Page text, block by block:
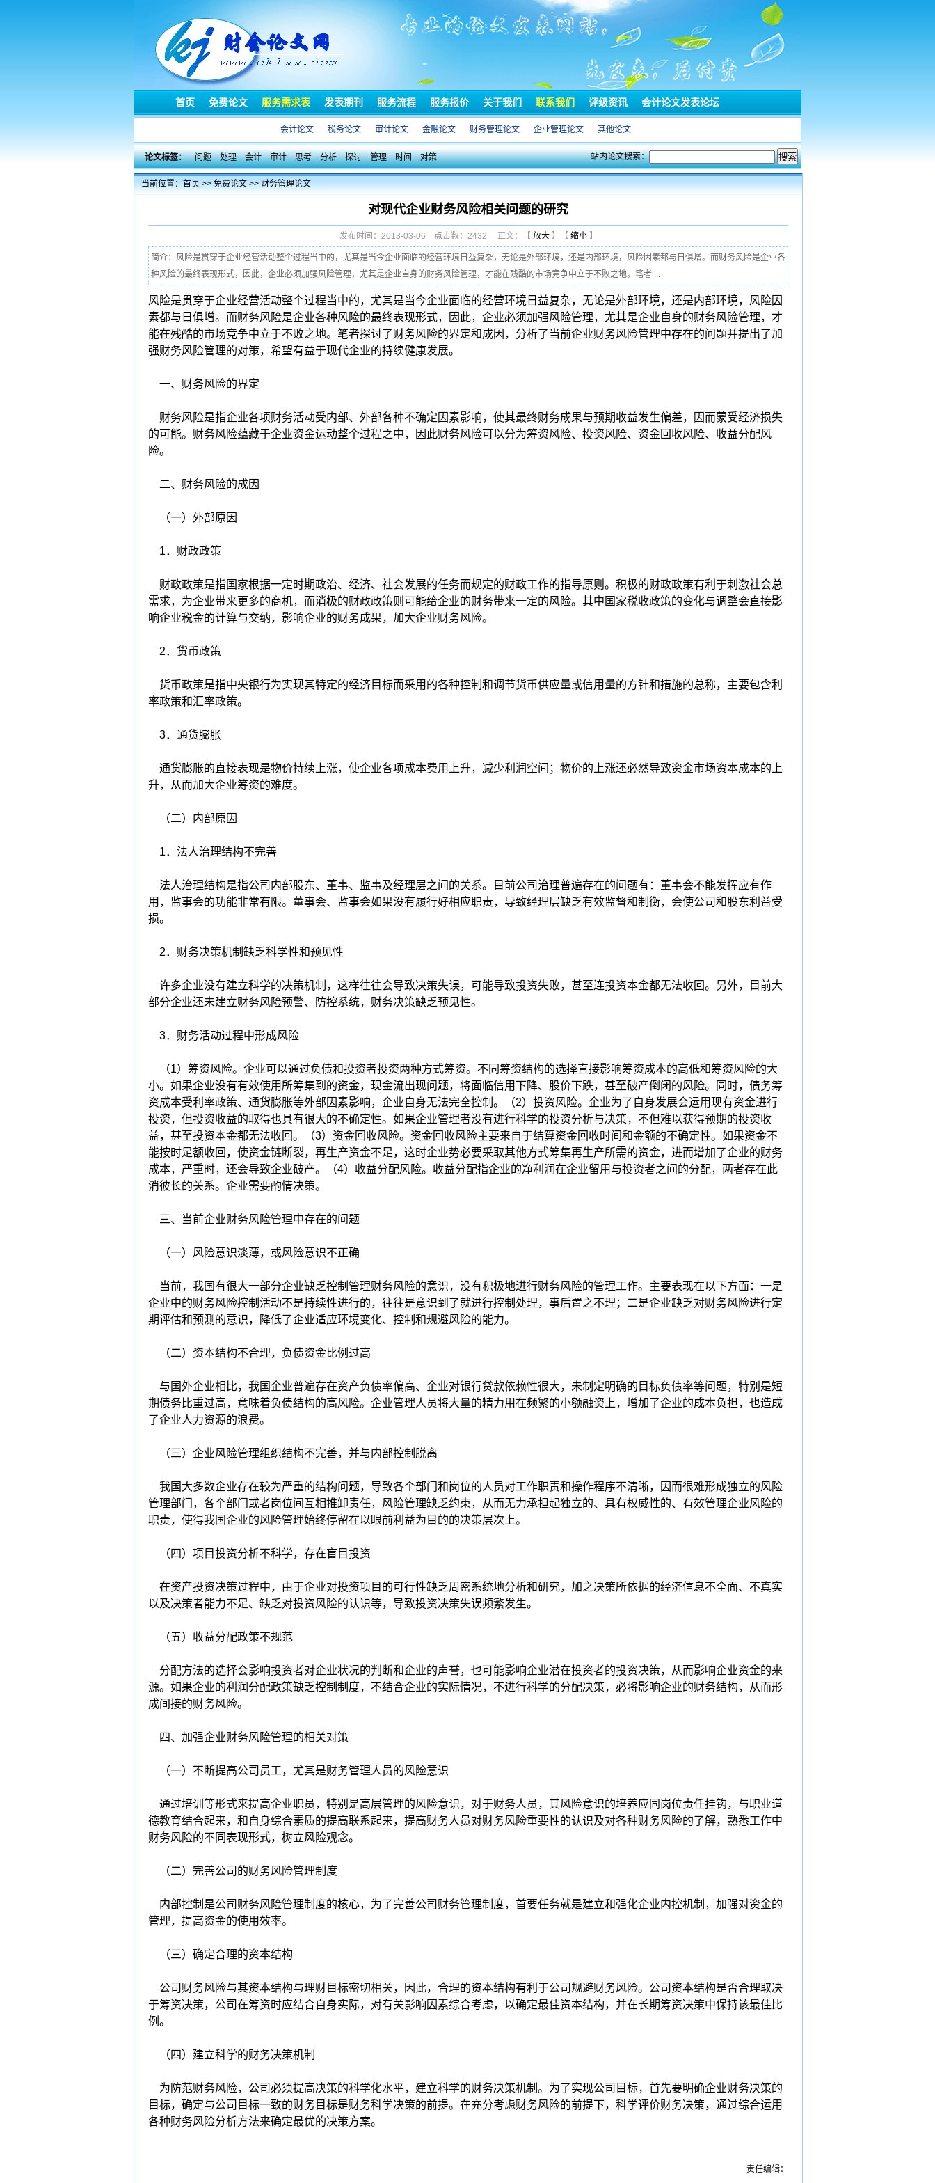
首页 免费论文 服务需求表 发表期刊 服务流程 服务报价 关于我们 联系我们 评级资讯 会计论文发表论坛
会计论文 税务论文 审计论文 金融论文 财务管理论文 企业管理论文 其他论文
论文标签： 问题 处理 会计 审计 思考 分析 探讨 管理 时间 对策 站内论文搜索：
当前位置：首页>>免费论文>>财务管理论文
对现代企业财务风险相关问题的研究
发布时间：2013-03-06 点击数：2432 正文：【 放大】【 缩小】
简介：风险是贯穿于企业经营活动整个过程当中的，尤其是当今企业面临的经营环境日益复杂，无论是外部环境，还是内部环境，风险因素都与日俱增。而财务风险是企业各
种风险的最终表现形式，因此，企业必须加强风险管理，尤其是企业自身的财务风险管理，才能在残酷的市场竞争中立于不败之地。笔者 ...
风险是贯穿于企业经营活动整个过程当中的，尤其是当今企业面临的经营环境日益复杂，无论是外部环境，还是内部环境，风险因
素都与日俱增。而财务风险是企业各种风险的最终表现形式，因此，企业必须加强风险管理，尤其是企业自身的财务风险管理，才
能在残酷的市场竞争中立于不败之地。笔者探讨了财务风险的界定和成因，分析了当前企业财务风险管理中存在的问题并提出了加
强财务风险管理的对策，希望有益于现代企业的持续健康发展。
一、财务风险的界定
财务风险是指企业各项财务活动受内部、外部各种不确定因素影响，使其最终财务成果与预期收益发生偏差，因而蒙受经济损失
的可能。财务风险蕴藏于企业资金运动整个过程之中，因此财务风险可以分为筹资风险、投资风险、资金回收风险、收益分配风
险。
二、财务风险的成因
（一）外部原因
1．财政政策
财政政策是指国家根据一定时期政治、经济、社会发展的任务而规定的财政工作的指导原则。积极的财政政策有利于刺激社会总
需求，为企业带来更多的商机，而消极的财政政策则可能给企业的财务带来一定的风险。其中国家税收政策的变化与调整会直接影
响企业税金的计算与交纳，影响企业的财务成果，加大企业财务风险。
2．货币政策
货币政策是指中央银行为实现其特定的经济目标而采用的各种控制和调节货币供应量或信用量的方针和措施的总称，主要包含利
率政策和汇率政策。
3．通货膨胀
通货膨胀的直接表现是物价持续上涨，使企业各项成本费用上升，减少利润空间；物价的上涨还必然导致资金市场资本成本的上
升，从而加大企业筹资的难度。
（二）内部原因
1．法人治理结构不完善
法人治理结构是指公司内部股东、董事、监事及经理层之间的关系。目前公司治理普遍存在的问题有：董事会不能发挥应有作
用，监事会的功能非常有限。董事会、监事会如果没有履行好相应职责，导致经理层缺乏有效监督和制衡，会使公司和股东利益受
损。
2．财务决策机制缺乏科学性和预见性
许多企业没有建立科学的决策机制，这样往往会导致决策失误，可能导致投资失败，甚至连投资本金都无法收回。另外，目前大
部分企业还未建立财务风险预警、防控系统，财务决策缺乏预见性。
3．财务活动过程中形成风险
（1）筹资风险。企业可以通过负债和投资者投资两种方式筹资。不同筹资结构的选择直接影响筹资成本的高低和筹资风险的大
小。如果企业没有有效使用所筹集到的资金，现金流出现问题，将面临信用下降、股价下跌，甚至破产倒闭的风险。同时，债务筹
资成本受利率政策、通货膨胀等外部因素影响，企业自身无法完全控制。（2）投资风险。企业为了自身发展会运用现有资金进行
投资，但投资收益的取得也具有很大的不确定性。如果企业管理者没有进行科学的投资分析与决策，不但难以获得预期的投资收
益，甚至投资本金都无法收回。（3）资金回收风险。资金回收风险主要来自于结算资金回收时间和金额的不确定性。如果资金不
能按时足额收回，使资金链断裂，再生产资金不足，这时企业势必要采取其他方式筹集再生产所需的资金，进而增加了企业的财务
成本，严重时，还会导致企业破产。（4）收益分配风险。收益分配指企业的净利润在企业留用与投资者之间的分配，两者存在此
消彼长的关系。企业需要酌情决策。
三、当前企业财务风险管理中存在的问题
（一）风险意识淡薄，或风险意识不正确
当前，我国有很大一部分企业缺乏控制管理财务风险的意识，没有积极地进行财务风险的管理工作。主要表现在以下方面：一是
企业中的财务风险控制活动不是持续性进行的，往往是意识到了就进行控制处理，事后置之不理；二是企业缺乏对财务风险进行定
期评估和预测的意识，降低了企业适应环境变化、控制和规避风险的能力。
（二）资本结构不合理，负债资金比例过高
与国外企业相比，我国企业普遍存在资产负债率偏高、企业对银行贷款依赖性很大，未制定明确的目标负债率等问题，特别是短
期债务比重过高，意味着负债结构的高风险。企业管理人员将大量的精力用在频繁的小额融资上，增加了企业的成本负担，也造成
了企业人力资源的浪费。
（三）企业风险管理组织结构不完善，并与内部控制脱离
我国大多数企业存在较为严重的结构问题，导致各个部门和岗位的人员对工作职责和操作程序不清晰，因而很难形成独立的风险
管理部门，各个部门或者岗位间互相推卸责任，风险管理缺乏约束，从而无力承担起独立的、具有权威性的、有效管理企业风险的
职责，使得我国企业的风险管理始终停留在以眼前利益为目的的决策层次上。
（四）项目投资分析不科学，存在盲目投资
在资产投资决策过程中，由于企业对投资项目的可行性缺乏周密系统地分析和研究，加之决策所依据的经济信息不全面、不真实
以及决策者能力不足、缺乏对投资风险的认识等，导致投资决策失误频繁发生。
（五）收益分配政策不规范
分配方法的选择会影响投资者对企业状况的判断和企业的声誉，也可能影响企业潜在投资者的投资决策，从而影响企业资金的来
源。如果企业的利润分配政策缺乏控制制度，不结合企业的实际情况，不进行科学的分配决策，必将影响企业的财务结构，从而形
成间接的财务风险。
四、加强企业财务风险管理的相关对策
（一）不断提高公司员工，尤其是财务管理人员的风险意识
通过培训等形式来提高企业职员，特别是高层管理的风险意识，对于财务人员，其风险意识的培养应同岗位责任挂钩，与职业道
德教育结合起来，和自身综合素质的提高联系起来，提高财务人员对财务风险重要性的认识及对各种财务风险的了解，熟悉工作中
财务风险的不同表现形式，树立风险观念。
（二）完善公司的财务风险管理制度
内部控制是公司财务风险管理制度的核心，为了完善公司财务管理制度，首要任务就是建立和强化企业内控机制，加强对资金的
管理，提高资金的使用效率。
（三）确定合理的资本结构
公司财务风险与其资本结构与理财目标密切相关，因此，合理的资本结构有利于公司规避财务风险。公司资本结构是否合理取决
于筹资决策，公司在筹资时应结合自身实际，对有关影响因素综合考虑，以确定最佳资本结构，并在长期筹资决策中保持该最佳比
例。
（四）建立科学的财务决策机制
为防范财务风险，公司必须提高决策的科学化水平，建立科学的财务决策机制。为了实现公司目标，首先要明确企业财务决策的
目标，确定与公司目标一致的财务目标是财务科学决策的前提。在充分考虑财务风险的前提下，科学评价财务决策，通过综合运用
各种财务风险分析方法来确定最优的决策方案。
责任编辑：